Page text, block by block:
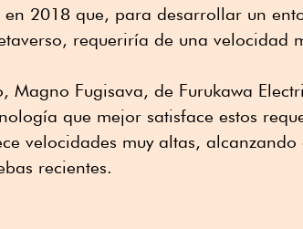
en 2018 que, para desarrollar un
requeriría de una velocidad
Magno Fugisava, de Furukawa
que mejor satisface estos
velocidades muy altas,
recientes.